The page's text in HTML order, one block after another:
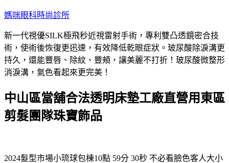
跳
主
要
內
容
媽咪眼科時尚診所
新一代視優SILK極飛秒近視雷射手術，專利雙凸透鏡密合技
術，使術後恢復更迅速，有效降低乾眼症狀。玻尿酸除淚溝更
持久，還能豐唇、除紋、豐頰，讓美麗不打折！玻尿酸微整形
消淚溝，氣色看起來更完美！
中山區當舖合法透明床墊工廠直營用東區
剪髮團隊珠寶飾品
2024髮型市場小琉球包棟10點 59分 30秒 不必看臉色客人大小